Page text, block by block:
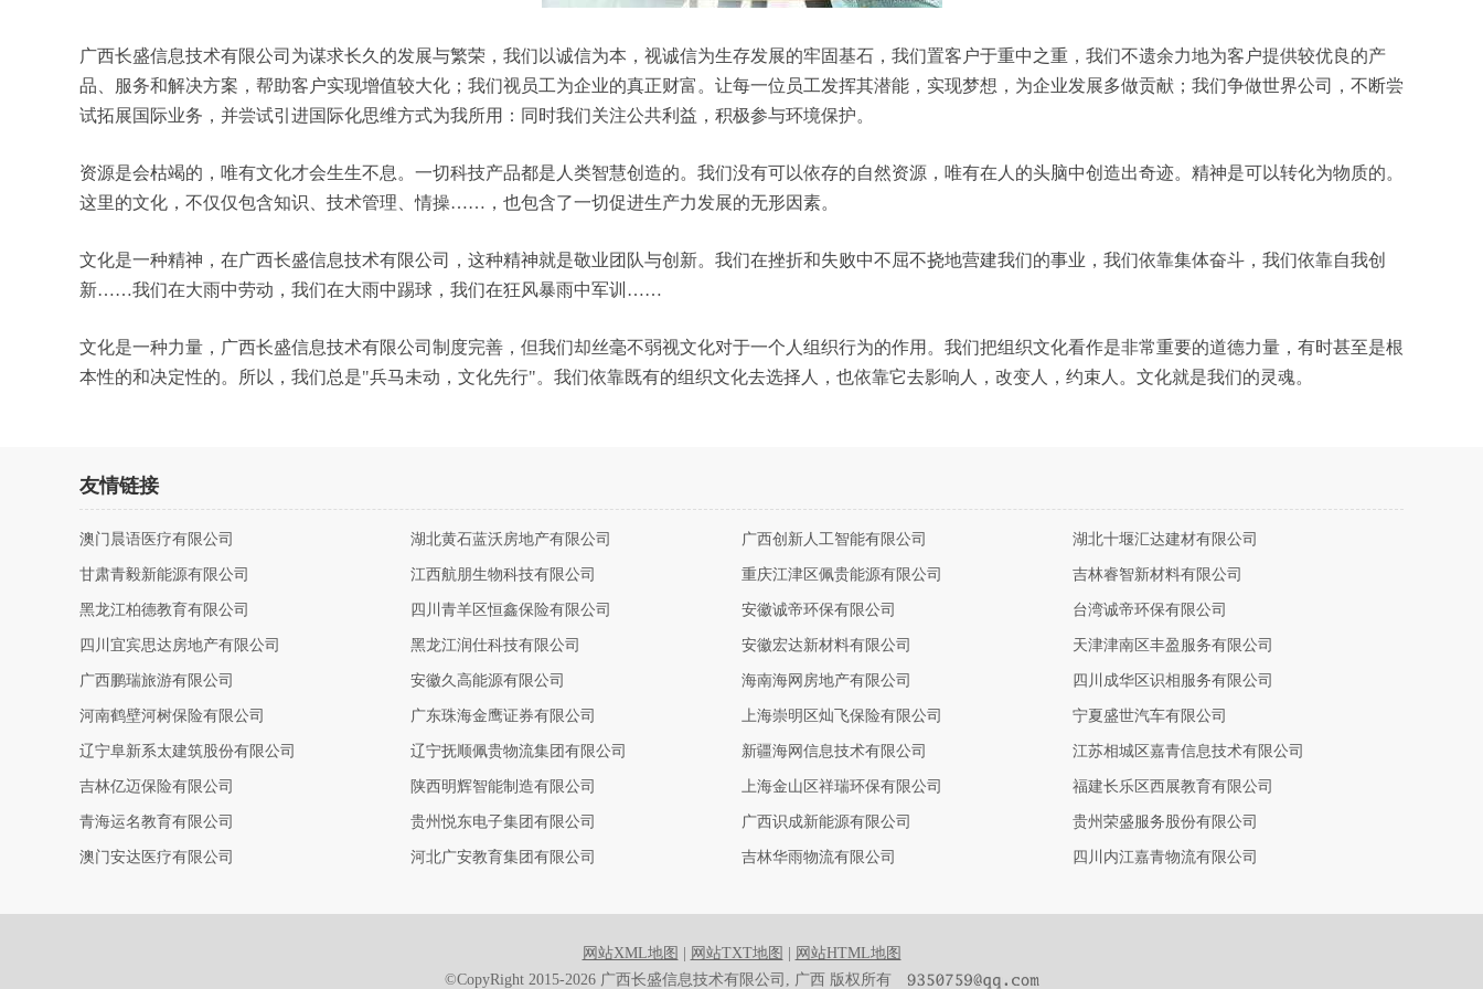
广西长盛信息技术有限公司为谋求长久的发展与繁荣，我们以诚信为本，视诚信为生存发展的牢固基石，我们置客户于重中之重，我们不遗余力地为客户提供较优良的产
品、服务和解决方案，帮助客户实现增值较大化；我们视员工为企业的真正财富。让每一位员工发挥其潜能，实现梦想，为企业发展多做贡献；我们争做世界公司，不断尝
试拓展国际业务，并尝试引进国际化思维方式为我所用：同时我们关注公共利益，积极参与环境保护。
资源是会枯竭的，唯有文化才会生生不息。一切科技产品都是人类智慧创造的。我们没有可以依存的自然资源，唯有在人的头脑中创造出奇迹。精神是可以转化为物质的。
这里的文化，不仅仅包含知识、技术管理、情操……，也包含了一切促进生产力发展的无形因素。
文化是一种精神，在广西长盛信息技术有限公司，这种精神就是敬业团队与创新。我们在挫折和失败中不屈不挠地营建我们的事业，我们依靠集体奋斗，我们依靠自我创
新……我们在大雨中劳动，我们在大雨中踢球，我们在狂风暴雨中军训……
文化是一种力量，广西长盛信息技术有限公司制度完善，但我们却丝毫不弱视文化对于一个人组织行为的作用。我们把组织文化看作是非常重要的道德力量，有时甚至是根
本性的和决定性的。所以，我们总是"兵马未动，文化先行"。我们依靠既有的组织文化去选择人，也依靠它去影响人，改变人，约束人。文化就是我们的灵魂。
友情链接
澳门晨语医疗有限公司 湖北黄石蓝沃房地产有限公司 广西创新人工智能有限公司 湖北十堰汇达建材有限公司
甘肃青毅新能源有限公司 江西航朋生物科技有限公司 重庆江津区佩贵能源有限公司 吉林睿智新材料有限公司
黑龙江柏德教育有限公司 四川青羊区恒鑫保险有限公司 安徽诚帝环保有限公司 台湾诚帝环保有限公司
四川宜宾思达房地产有限公司 黑龙江润仕科技有限公司 安徽宏达新材料有限公司 天津津南区丰盈服务有限公司
广西鹏瑞旅游有限公司 安徽久高能源有限公司 海南海网房地产有限公司 四川成华区识相服务有限公司
河南鹤壁河树保险有限公司 广东珠海金鹰证券有限公司 上海崇明区灿飞保险有限公司 宁夏盛世汽车有限公司
辽宁阜新系太建筑股份有限公司 辽宁抚顺佩贵物流集团有限公司 新疆海网信息技术有限公司 江苏相城区嘉青信息技术有限公司
吉林亿迈保险有限公司 陕西明辉智能制造有限公司 上海金山区祥瑞环保有限公司 福建长乐区西展教育有限公司
青海运名教育有限公司 贵州悦东电子集团有限公司 广西识成新能源有限公司 贵州荣盛服务股份有限公司
澳门安达医疗有限公司 河北广安教育集团有限公司 吉林华雨物流有限公司 四川内江嘉青物流有限公司
网站XML地图 网站TXT地图
网站HTML地图
©CopyRight 2015-2026 广西长盛信息技术有限公司, 广西 版权所有